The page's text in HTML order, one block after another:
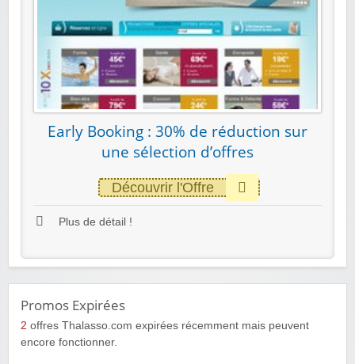
Early Booking : 30% de réduction sur
une sélection d’offres
Découvrir l'Offre
Plus de détail !
Promos Expirées
2 offres Thalasso.com expirées récemment mais peuvent
encore fonctionner.